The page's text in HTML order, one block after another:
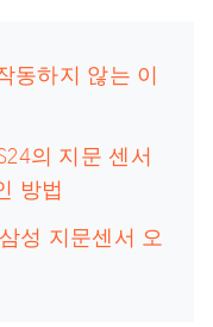
동하지 않는 이
의 지문 센서
방법
성 지문센서 오